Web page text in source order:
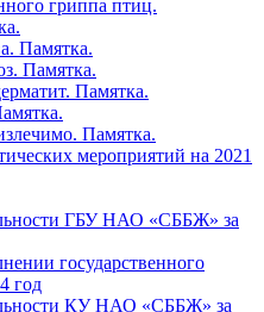
гриппа птиц.
Памятка.
Памятка.
Памятка.
Памятка.
мероприятий на 2021
ГБУ НАО «СББЖ» за
государственного
год
КУ НАО «СББЖ» за